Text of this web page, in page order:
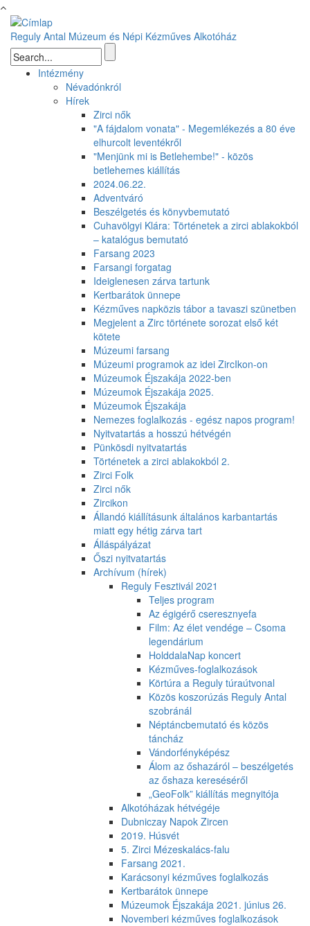
Ugrás a tartalomra
Reguly Antal Múzeum és Népi Kézműves Alkotóház
Keresés űrlap
Intézmény
Névadónkról
Hírek
Zirci nők
"A fájdalom vonata" - Megemlékezés a 80 éve
elhurcolt leventékről
"Menjünk mi is Betlehembe!" - közös
betlehemes kiállítás
2024.06.22.
Adventváró
Beszélgetés és könyvbemutató
Cuhavölgyi Klára: Történetek a zirci ablakokból
– katalógus bemutató
Farsang 2023
Farsangi forgatag
Ideiglenesen zárva tartunk
Kertbarátok ünnepe
Kézműves napközis tábor a tavaszi szünetben
Megjelent a Zirc története sorozat első két
kötete
Múzeumi farsang
Múzeumi programok az idei ZircIkon-on
Múzeumok Éjszakája 2022-ben
Múzeumok Éjszakája 2025.
Múzeumok Éjszakája
Nemezes foglalkozás - egész napos program!
Nyitvatartás a hosszú hétvégén
Pünkösdi nyitvatartás
Történetek a zirci ablakokból 2.
Zirci Folk
Zirci nők
Zircikon
Állandó kiállításunk általános karbantartás
miatt egy hétig zárva tart
Álláspályázat
Őszi nyitvatartás
Archívum (hírek)
Reguly Fesztivál 2021
Teljes program
Az égigérő cseresznyefa
Film: Az élet vendége – Csoma
legendárium
HolddalaNap koncert
Kézműves-foglalkozások
Körtúra a Reguly túraútvonal
Közös koszorúzás Reguly Antal
szobránál
Néptáncbemutató és közös
táncház
Vándorfényképész
Álom az őshazáról – beszélgetés
az őshaza kereséséről
„GeoFolk” kiállítás megnyitója
Alkotóházak hétvégéje
Dubniczay Napok Zircen
2019. Húsvét
5. Zirci Mézeskalács-falu
Farsang 2021.
Karácsonyi kézműves foglalkozás
Kertbarátok ünnepe
Múzeumok Éjszakája 2021. június 26.
Novemberi kézműves foglalkozások